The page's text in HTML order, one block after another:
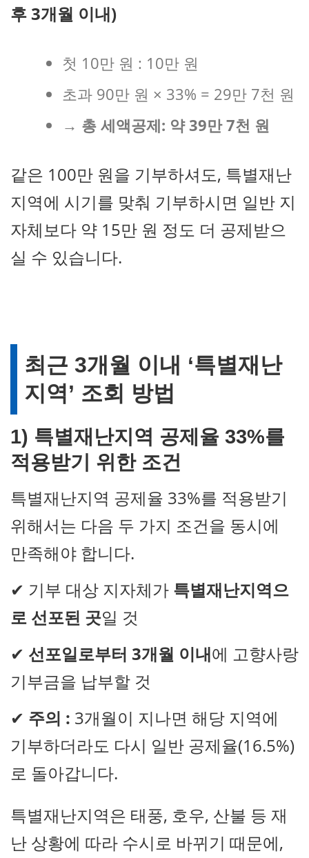
후 3개월 이내)
첫 10만 원 : 10만 원
초과 90만 원 × 33% = 29만 7천 원
→ 총 세액공제: 약 39만 7천 원
같은 100만 원을 기부하셔도, 특별재난
지역에 시기를 맞춰 기부하시면 일반 지
자체보다 약 15만 원 정도 더 공제받으
실 수 있습니다.
최근 3개월 이내 ‘특별재난
지역’ 조회 방법
1) 특별재난지역 공제율 33%를
적용받기 위한 조건
특별재난지역 공제율 33%를 적용받기
위해서는 다음 두 가지 조건을 동시에
만족해야 합니다.
✔ 기부 대상 지자체가 특별재난지역으
로 선포된 곳일 것
✔ 선포일로부터 3개월 이내에 고향사랑
기부금을 납부할 것
✔ 주의 : 3개월이 지나면 해당 지역에
기부하더라도 다시 일반 공제율(16.5%)
로 돌아갑니다.
특별재난지역은 태풍, 호우, 산불 등 재
난 상황에 따라 수시로 바뀌기 때문에,